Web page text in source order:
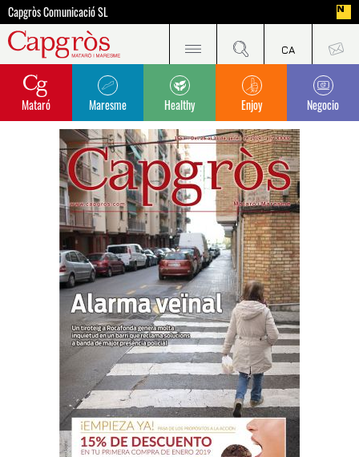
Capgròs Comunicació SL
Mataró Maresme Healthy Enjoy Negocio